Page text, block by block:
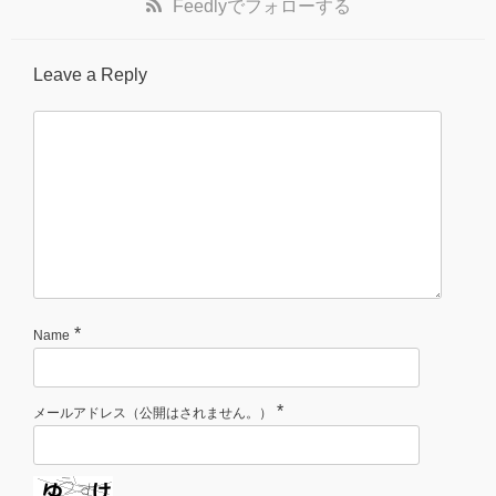
Feedlyでフォローする
Leave a Reply
Name *
メールアドレス（公開はされません。） *